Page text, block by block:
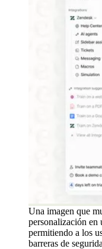
Una imagen que
personalización
permitiendo a los
barreras de